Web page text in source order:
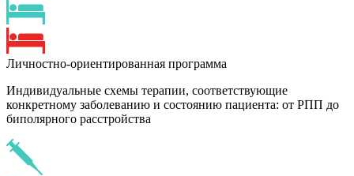
Личностно-ориентированная программа
Индивидуальные схемы терапии, соответствующие
конкретному заболеванию и состоянию пациента: от РПП до
биполярного расстройства